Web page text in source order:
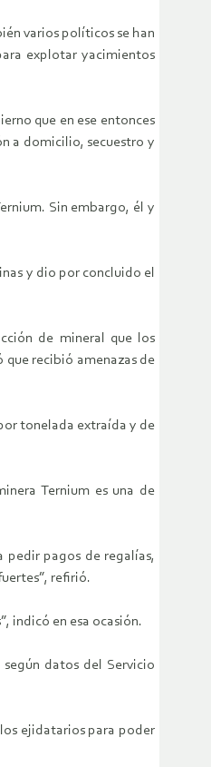
varios políticos se han
explotar yacimientos
que en ese entonces
a domicilio, secuestro y
Sin embargo, él y
y dio por concluido el
de mineral que los
recibió amenazas de
tonelada extraída y de
Ternium es una de
pedir pagos de regalías,
refirió.
indicó en esa ocasión.
datos del Servicio
ejidatarios para poder